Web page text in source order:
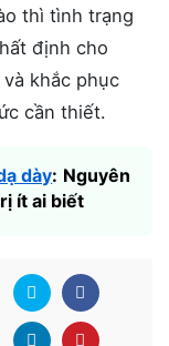
thì tình trạng
định cho
khắc phục
cần thiết.
dày: Nguyên
ít ai biết